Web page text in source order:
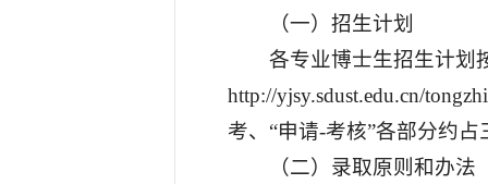
（一）招生计划
各专业博士生招生计划
http://yjsy.sdust.edu.cn/
考、“申请-考核”各部分约
（二）录取原则和办法